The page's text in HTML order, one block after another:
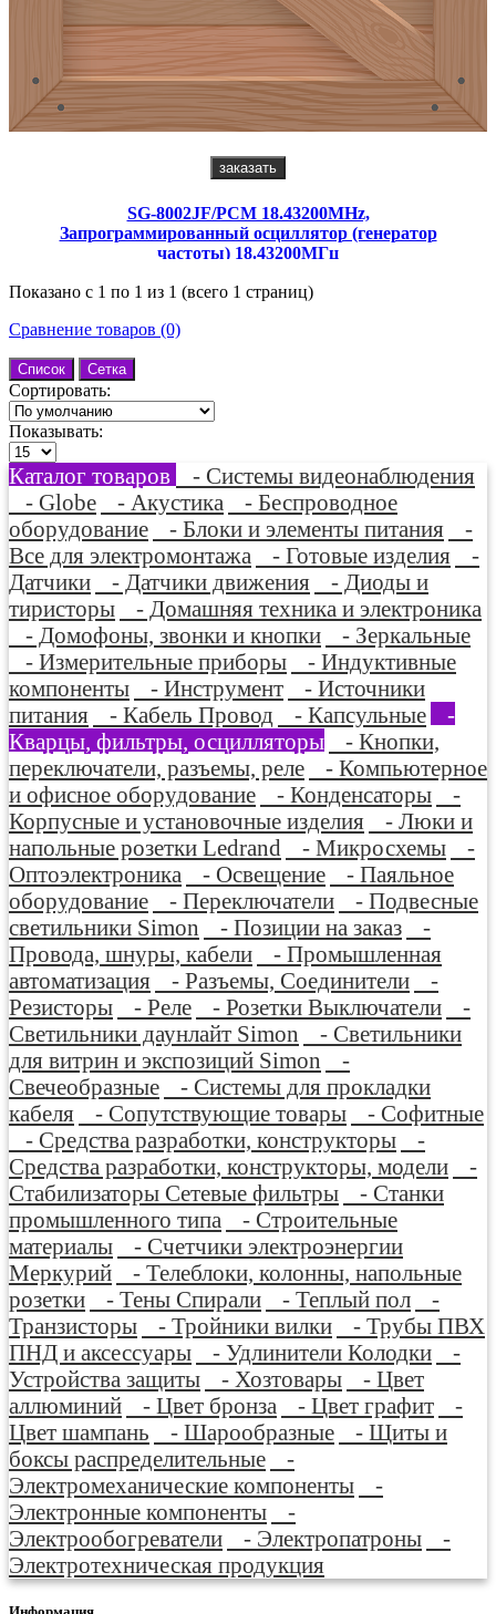
заказать
SG-8002JF/PCM 18.43200MHz,
Запрограммированный осциллятор (генератор
частоты) 18.43200МГц
Показано с 1 по 1 из 1 (всего 1 страниц)
Сравнение товаров (0)
Список Сетка
Сортировать:
Показывать:
Каталог товаров
- Системы видеонаблюдения
- Globe
- Акустика
- Беспроводное
оборудование
- Блоки и элементы питания
-
Все для электромонтажа
- Готовые изделия
-
Датчики
- Датчики движения
- Диоды и
тиристоры
- Домашняя техника и электроника
- Домофоны, звонки и кнопки
- Зеркальные
- Измерительные приборы
- Индуктивные
компоненты
- Инструмент
- Источники
питания
- Кабель Провод - Капсульные
-
Кварцы, фильтры, осцилляторы
- Кнопки,
переключатели, разъемы, реле
- Компьютерное
и офисное оборудование
- Конденсаторы
-
Корпусные и установочные изделия
- Люки и
напольные розетки Ledrand
- Микросхемы
-
Оптоэлектроника
- Освещение
- Паяльное
оборудование
- Переключатели
- Подвесные
светильники Simon
- Позиции на заказ
-
Провода, шнуры, кабели
- Промышленная
автоматизация
- Разъемы, Соединители
-
Резисторы
- Реле - Розетки Выключатели
-
Светильники даунлайт Simon
- Светильники
для витрин и экспозиций Simon
-
Свечеобразные
- Системы для прокладки
кабеля
- Сопутствующие товары
- Софитные
- Средства разработки, конструкторы
-
Средства разработки, конструкторы, модели
-
Стабилизаторы Сетевые фильтры
- Станки
промышленного типа
- Строительные
материалы
- Счетчики электроэнергии
Меркурий
- Телеблоки, колонны, напольные
розетки
- Тены Спирали - Теплый пол
-
Транзисторы
- Тройники вилки
- Трубы ПВХ
ПНД и аксессуары
- Удлинители Колодки
-
Устройства защиты
- Хозтовары
- Цвет
аллюминий
- Цвет бронза - Цвет графит
-
Цвет шампань
- Шарообразные
- Щиты и
боксы распределительные
-
Электромеханические компоненты
-
Электронные компоненты
-
Электрообогреватели
- Электропатроны
-
Электротехническая продукция